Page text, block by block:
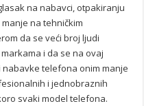
na nabavci, otpakiranju
na tehničkim
da se veći broj ljudi
i da se na ovaj
nabavke telefona onim manje
i jednobraznih
svaki model telefona.